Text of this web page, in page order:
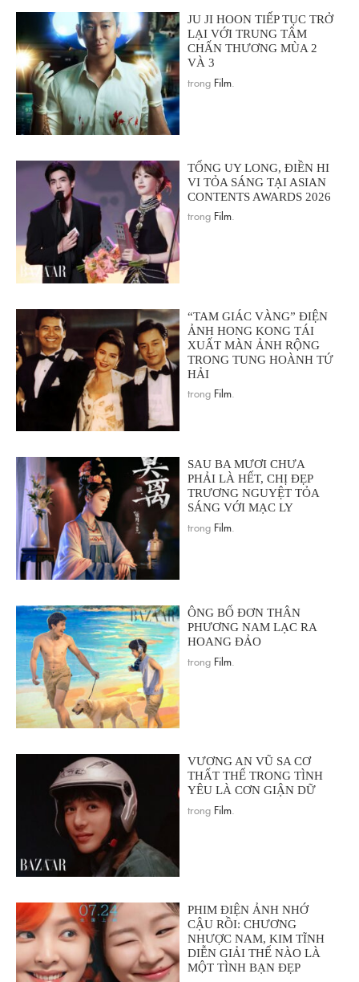
JU JI HOON TIẾP TỤC TRỞ
LẠI VỚI TRUNG TÂM
CHẤN THƯƠNG MÙA 2
VÀ 3
trong Film
TỐNG UY LONG, ĐIỀN HI
VI TỎA SÁNG TẠI ASIAN
CONTENTS AWARDS 2026
trong Film
“TAM GIÁC VÀNG” ĐIỆN
ẢNH HONG KONG TÁI
XUẤT MÀN ẢNH RỘNG
TRONG TUNG HOÀNH TỨ
HẢI
trong Film
SAU BA MƯƠI CHƯA
PHẢI LÀ HẾT, CHỊ ĐẸP
TRƯƠNG NGUYỆT TỎA
SÁNG VỚI MẠC LY
trong Film
ÔNG BỐ ĐƠN THÂN
PHƯƠNG NAM LẠC RA
HOANG ĐẢO
trong Film
VƯƠNG AN VŨ SA CƠ
THẤT THẾ TRONG TÌNH
YÊU LÀ CƠN GIẬN DỮ
trong Film
PHIM ĐIỆN ẢNH NHỚ
CẬU RỒI: CHƯƠNG
NHƯỢC NAM, KIM TĨNH
DIỄN GIẢI THẾ NÀO LÀ
MỘT TÌNH BẠN ĐẸP